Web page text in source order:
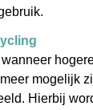
wanneer
mogelijk
Hierbij